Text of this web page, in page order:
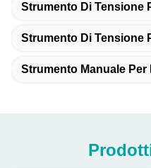
Strumento Di Tensione
Strumento Di Tensione
Strumento Manuale